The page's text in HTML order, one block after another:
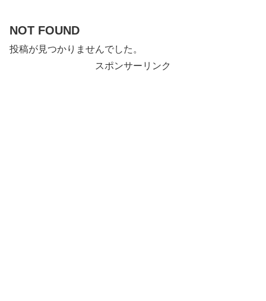
NOT FOUND
投稿が見つかりませんでした。
スポンサーリンク